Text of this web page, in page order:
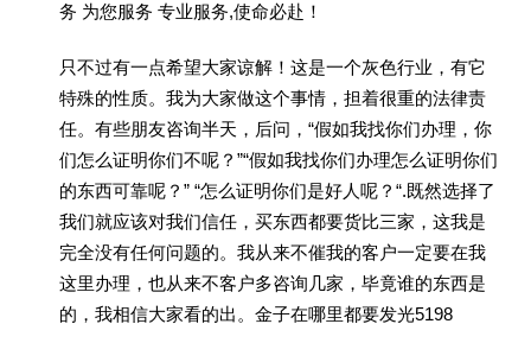
务 为您服务 专业服务,使命必赴！
只不过有一点希望大家谅解！这是一个灰色行业，有它
特殊的性质。我为大家做这个事情，担着很重的法律责
任。有些朋友咨询半天，后问，“假如我找你们办理，你
们怎么证明你们不呢？”“假如我找你们办理怎么证明你们
的东西可靠呢？” “怎么证明你们是好人呢？“.既然选择了
我们就应该对我们信任，买东西都要货比三家，这我是
完全没有任何问题的。我从来不催我的客户一定要在我
这里办理，也从来不客户多咨询几家，毕竟谁的东西是
的，我相信大家看的出。金子在哪里都要发光5198